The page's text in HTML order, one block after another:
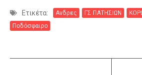
Ετικέτα: Ανδρες ΓΣ ΠΑΤΗΣΙΩΝ
Ποδόσφαιρο